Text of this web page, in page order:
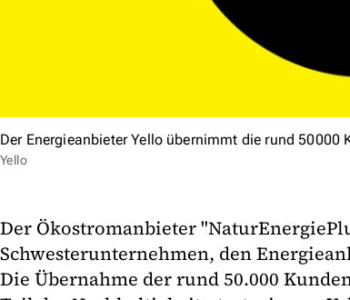
Der Energieanbieter Yello übernimmt die rund 50000
Yello
Der Ökostromanbieter
Schwesterunternehmen, den
Die Übernahme der rund 50.000